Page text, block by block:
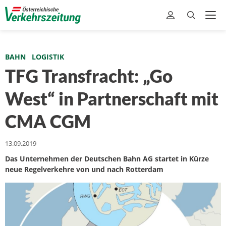
BAHN LOGISTIK
TFG Transfracht: „Go
West“ in Partnerschaft mit
CMA CGM
13.09.2019
Das Unternehmen der Deutschen Bahn AG startet in Kürze
neue Regelverkehre von und nach Rotterdam